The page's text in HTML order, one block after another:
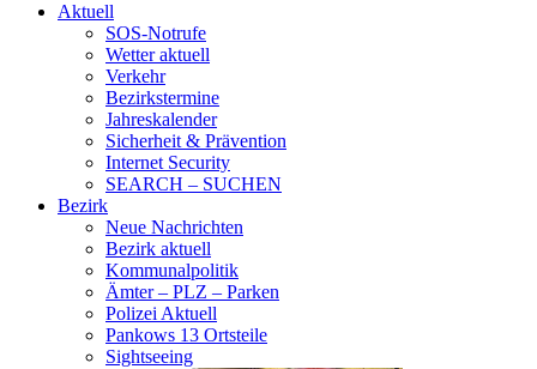
Aktuell
SOS-Notrufe
Wetter aktuell
Verkehr
Bezirkstermine
Jahreskalender
Sicherheit & Prävention
Internet Security
SEARCH – SUCHEN
Bezirk
Neue Nachrichten
Bezirk aktuell
Kommunalpolitik
Ämter – PLZ – Parken
Polizei Aktuell
Pankows 13 Ortsteile
Sightseeing